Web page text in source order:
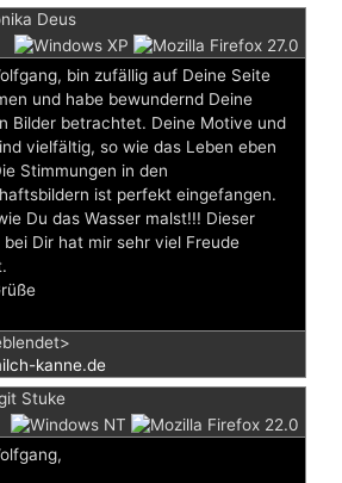
Deus
bin zufällig auf Deine Seite
und habe bewundernd Deine
Bilder betrachtet. Deine Motive und
vielfältig, so wie das Leben eben
Stimmungen in den
ist perfekt eingefangen.
Du das Wasser malst!!! Dieser
bei Dir hat mir sehr viel Freude
kanne.de
Stuke